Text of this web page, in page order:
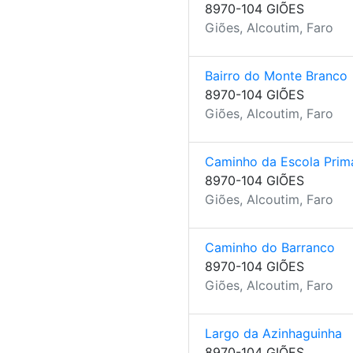
8970-104 GIÕES
Giões, Alcoutim, Faro
Bairro do Monte Branco
8970-104 GIÕES
Giões, Alcoutim, Faro
Caminho da Escola
8970-104 GIÕES
Giões, Alcoutim, Faro
Caminho do Barranco
8970-104 GIÕES
Giões, Alcoutim, Faro
Largo da Azinhaguinha